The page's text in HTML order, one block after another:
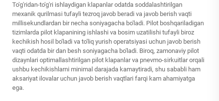
To'g'ridan-to'g'ri ishlaydigan klapanlar odatda soddalashtirilgan
mexanik qurilmasi tufayli tezroq javob beradi va javob berish vaqti
millisekundlardan bir necha soniyagacha bo'ladi. Pilot boshqariladigan
tizimlarda pilot klapanining ishlashi va bosim uzatilishi tufayli biroz
kechikish hosil bo'ladi va to'liq yurish operatsiyasi uchun javob berish
vaqti odatda bir dan besh soniyagacha bo'ladi. Biroq, zamonaviy pilot
dizaynlari optimallashtirilgan pilot klapanlar va pnevmo-sirkuitlar orqali
ushbu kechikishlarni minimal darajada kamaytiradi, shu sababli ham
aksariyat ilovalar uchun javob berish vaqtlari farqi kam ahamiyatga
ega.